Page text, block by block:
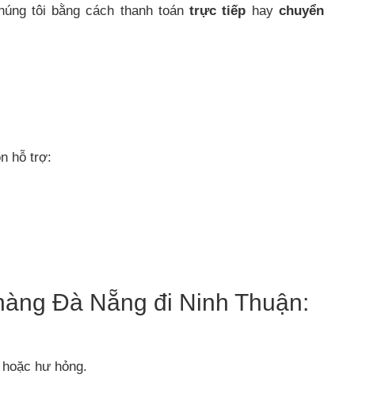
tôi bằng cách thanh toántrực tiếp haychuyển
hỗ trợ:
Đà Nẵng đi Ninh Thuận:
hư hỏng.